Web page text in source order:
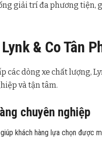
giải trí đa phương tiện,
& Co Tân
các dòng xe chất lượng,
và tận tâm.
chuyên nghiệp
khách hàng lựa chọn được